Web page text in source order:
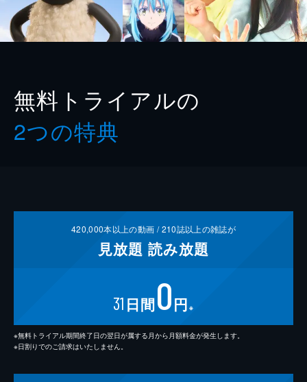
無料トライアルの
2つの特典
420,000本以上の動画 /210誌以上の雑誌が
見放題 読み放題
31 日間0円 ※
※無料トライアル期間終了日の翌日が属する月から月額料金が発生します。
※日割りでのご請求はいたしません。